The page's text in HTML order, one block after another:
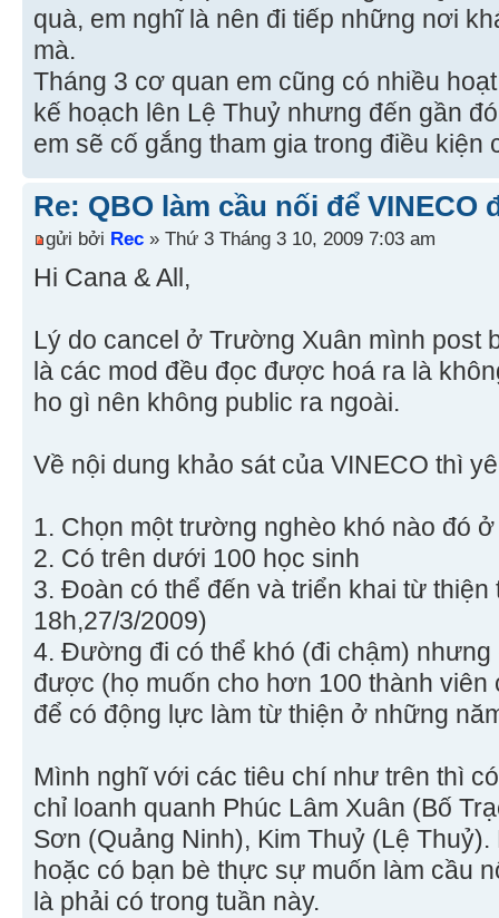
quà, em nghĩ là nên đi tiếp những nơi
mà.
Tháng 3 cơ quan em cũng có nhiều
kế hoạch lên Lệ Thuỷ nhưng đến gần
em sẽ cố gắng tham gia trong điều kiện
Re: QBO làm cầu nối để VINECO
gửi bởi Rec » Thứ 3 Tháng 3 10, 2009 7:03 am
Hi Cana & All,
Lý do cancel ở Trường Xuân mình post
là các mod đều đọc được hoá ra là
ho gì nên không public ra ngoài.
Về nội dung khảo sát của VINECO thì
1. Chọn một trường nghèo khó nào đó ở
2. Có trên dưới 100 học sinh
3. Đoàn có thể đến và triển khai từ thiện
18h,27/3/2009)
4. Đường đi có thể khó (đi chậm)
được (họ muốn cho hơn 100 thành viên
để có động lực làm từ thiện ở những
Mình nghĩ với các tiêu chí như trên thì
chỉ loanh quanh Phúc Lâm Xuân (Bố
Sơn (Quảng Ninh), Kim Thuỷ (Lệ
hoặc có bạn bè thực sự muốn làm cầu
là phải có trong tuần này.